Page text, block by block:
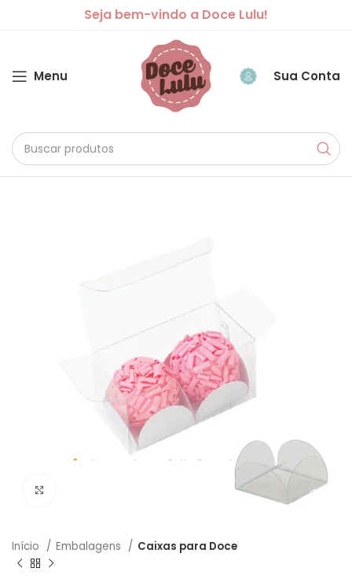
Seja bem-vindo a Doce Lulu!
Menu Sua Conta
Início Embalagens Caixas para Doce